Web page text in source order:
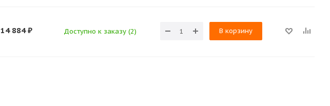
14 884₽ Доступно к заказу (2) В корзину